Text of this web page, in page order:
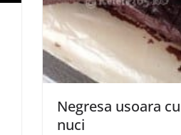
Negresa usoara cu
nuci